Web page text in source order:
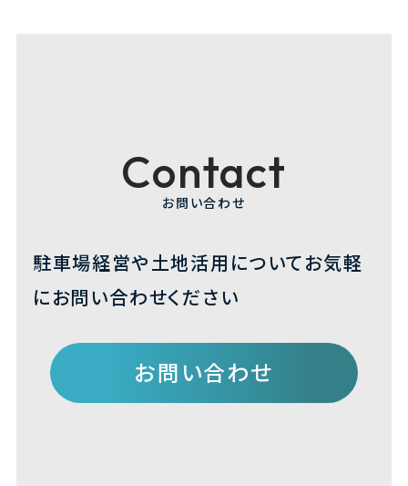
Contact
お問い合わせ
駐車場経営や土地活用について お気軽
にお問い合わせください
お問い合わせ